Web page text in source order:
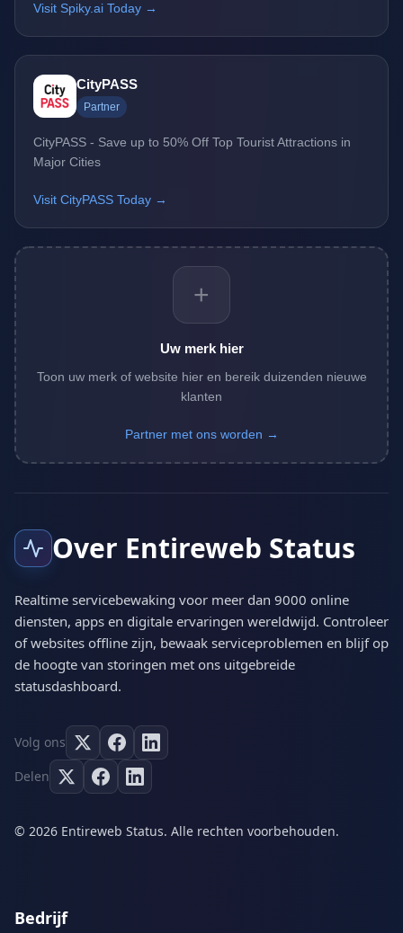
Visit Spiky.ai Today →
CityPASS
Partner
CityPASS - Save up to 50% Off Top Tourist Attractions in
Major Cities
Visit CityPASS Today →
+
Uw merk hier
Toon uw merk of website hier en bereik duizenden nieuwe
klanten
Partner met ons worden →
Over Entireweb Status
Realtime servicebewaking voor meer dan 9000 online
diensten, apps en digitale ervaringen wereldwijd. Controleer
of websites offline zijn, bewaak serviceproblemen en blijf op
de hoogte van storingen met ons uitgebreide
statusdashboard.
Volg ons
Delen
© 2026 Entireweb Status. Alle rechten voorbehouden.
Bedrijf